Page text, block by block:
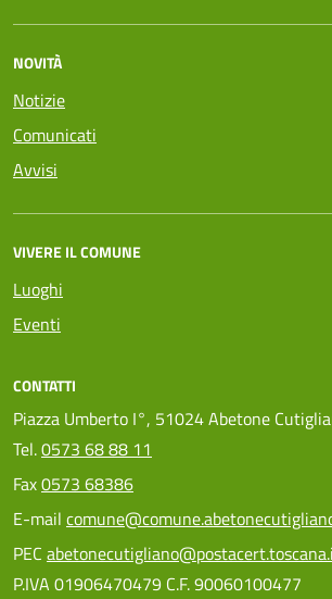
NOVITÀ
Notizie
Comunicati
Avvisi
VIVERE IL COMUNE
Luoghi
Eventi
CONTATTI
Piazza Umberto I°, 51024 Abetone
Tel.0573 68 88 11
Fax0573 68386
E-mail
PEC
P.IVA 01906470479 C.F. 90060100477